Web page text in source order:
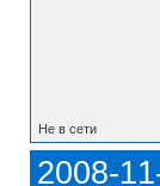
Не в сети
2008-